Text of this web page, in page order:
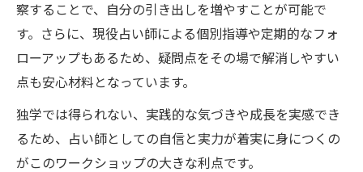
察することで、自分の引き出しを増やすことが可能で
す。さらに、現役占い師による個別指導や定期的なフォ
ローアップもあるため、疑問点をその場で解消しやすい
点も安心材料となっています。
独学では得られない、実践的な気づきや成長を実感でき
るため、占い師としての自信と実力が着実に身につくの
がこのワークショップの大きな利点です。